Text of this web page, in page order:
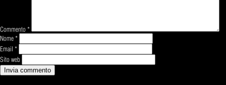
Commento*
Nome*
Email *
Sito web